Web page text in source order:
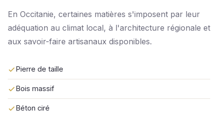
En Occitanie, certaines matières s'imposent par leur
adéquation au climat local, à l'architecture régionale et
aux savoir-faire artisanaux disponibles.
Pierre de taille
Bois massif
Béton ciré